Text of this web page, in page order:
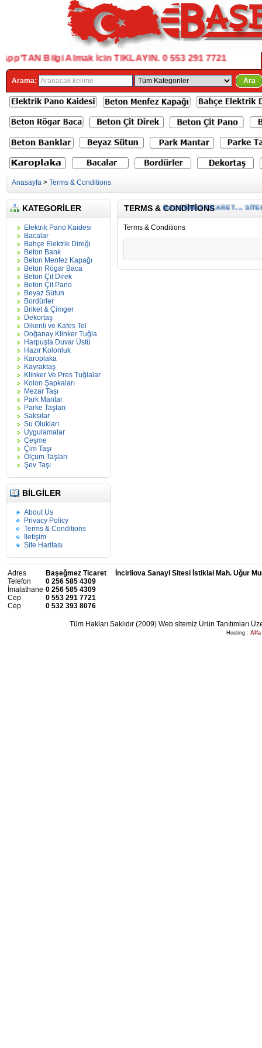
Bilgi Almak İcin TIKLAYIN. 0 553 291 7721
Arama: Ara
Anasayfa > Terms & Conditions
BAŞEĞMEZ TİCARET.....
KATEGORILER
Elektrik Pano Kaidesi
Bacalar
Bahçe Elektrik Direği
Beton Bank
Beton Menfez Kapağı
Beton Rögar Baca
Beton Çit Direk
Beton Çit Pano
Beyaz Sütun
Bordürler
Briket & Çimger
Dekortaş
Dikenli ve Kafes Tel
Doğanay Klinker Tuğla
Harpuşta Duvar Üstü
Hazır Kolonluk
Karoplaka
Kayraktaş
Klinker Ve Pres Tuğlalar
Kolon Şapkaları
Mezar Taşı
Park Mantar
Parke Taşları
Saksılar
Su Olukları
Uygulamalar
Çeşme
Çim Taşı
Ölçüm Taşları
Şev Taşı
BILGILER
About Us
Privacy Policy
Terms & Conditions
İletişim
Site Haritası
TERMS & CONDITIONS
Terms & Conditions
Adres
Telefon
İmalathane
Cep
Cep
Başeğmez Ticaret İncirliova Sanayi Sitesi İstiklal Mah. Uğur
0 256 585 4309
0 256 585 4309
0 553 291 7721
0 532 393 8076
Tüm Hakları Saklıdır (2009) Web sitemiz Ürün Tanıtımları
Hosting : Alfa